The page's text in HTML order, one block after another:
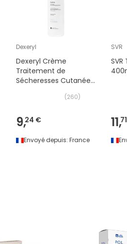
Dexeryl
Dexeryl Crème
Traitement de
Sécheresses Cutanées
(260)
9,24 €
Envoyé depuis: France
SVR
11,